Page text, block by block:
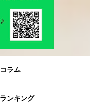
コラム
ランキング